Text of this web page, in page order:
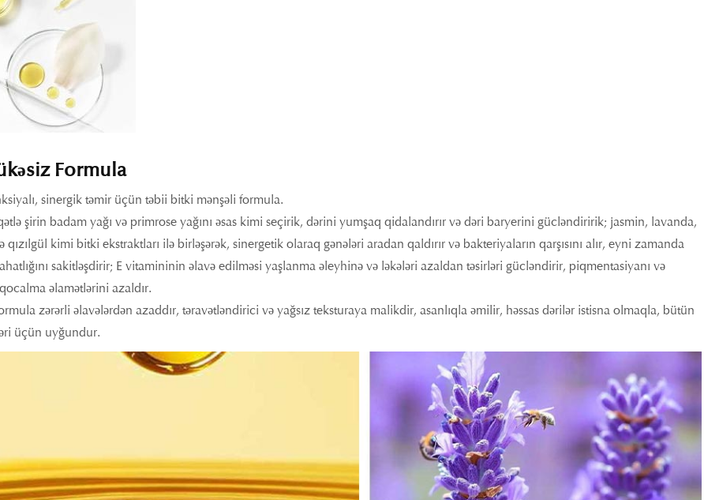
Formula
sinergik təmir üçün təbii bitki mənşəli formula.
şirin badam yağı və primrose yağını əsas kimi seçirik, dərini yumşaq qidalandırır və dəri baryerini gücləndiririk; jasmin, lavanda,
qızılgül kimi bitki ekstraktları ilə birləşərək, sinergetik olaraq gənələri aradan qaldırır və bakteriyaların qarşısını alır, eyni zamanda
sakitləşdirir; E vitamininin əlavə edilməsi yaşlanma əleyhinə və ləkələri azaldan təsirləri gücləndirir, piqmentasiyanı və
əlamətlərini azaldır.
zərərli əlavələrdən azaddır, təravətləndirici və yağsız teksturaya malikdir, asanlıqla əmilir, həssas dərilər istisna olmaqla, bütün
üçün uyğundur.